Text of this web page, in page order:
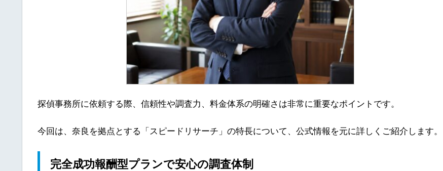
探偵事務所に依頼する際、信頼性や調査力、料金体系の明確さは非常に重要なポイントです。
今回は、奈良を拠点とする「スピードリサーチ」の特長について、公式情報を元に詳しくご紹介します。
完全成功報酬型プランで安心の調査体制